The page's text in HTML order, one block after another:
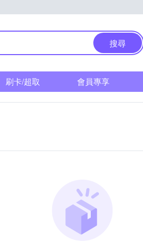
搜尋
刷卡/超取 會員專享